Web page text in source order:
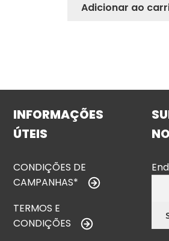
Adicionar ao
INFORMAÇÕES
ÚTEIS
CONDIÇÕES DE
CAMPANHAS*
TERMOS E
CONDIÇÕES